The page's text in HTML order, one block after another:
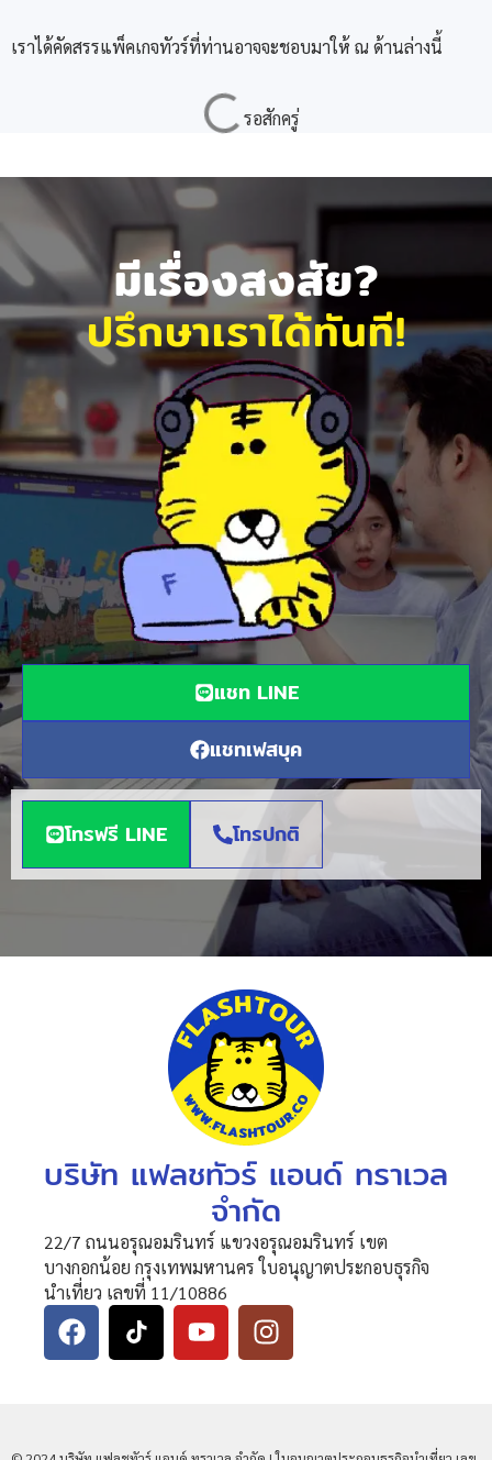
เราได้คัดสรรแพ็คเกจทัวร์ที่ท่านอาจจะชอบมาให้ ณ ด้านล่างนี้
มีเรื่องสงสัย?
ปรึกษาเราได้ทันที!
แชท LINE
แชทเฟสบุค
โทรฟรี LINE โทรปกติ
บริษัท แฟลชทัวร์ แอนด์ ทราเวล
จำกัด
22/7 ถนนอรุณอมรินทร์ แขวงอรุณอมรินทร์ เขต
บางกอกน้อย กรุงเทพมหานคร ใบอนุญาตประกอบธุรกิจ
นำเที่ยว เลขที่ 11/10886